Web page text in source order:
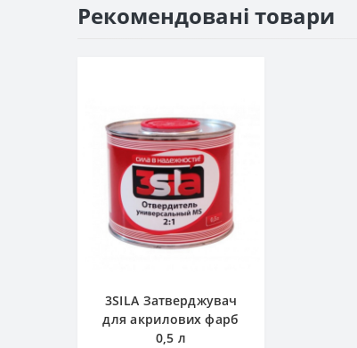
Рекомендовані товари
3SILA Затверджувач
для акрилових фарб
0,5 л